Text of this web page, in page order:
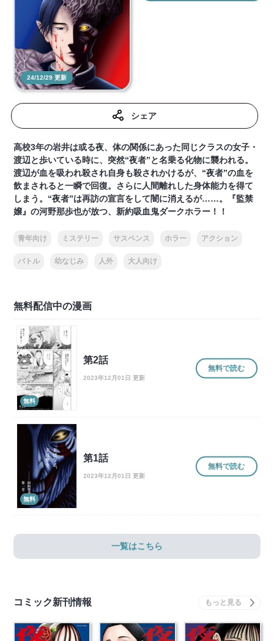
24/12/29 更新
シェア
高校3年の岩井は或る夜、体の関係にあった同じクラスの女子・
渡辺と歩いている時に、突然“夜者”と名乗る化物に襲われる。
渡辺が血を吸われ殺され自身も殺されかけるが、“夜者”の血を
飲まされると一瞬で回復。さらに人間離れした身体能力を得て
しまう。“夜者”は再訪の宣言をして闇に消えるが……。『監禁
嬢』の河野那歩也が放つ、新約吸血鬼ダークホラー！！
青年向け ミステリー サスペンス ホラー アクション
バトル 幼なじみ 人外 大人向け
無料配信中の漫画
無料
第2話
2023年12月01日 更新
無料で読む
無料
第1話
2023年12月01日 更新
無料で読む
一覧はこちら
コミック新刊情報